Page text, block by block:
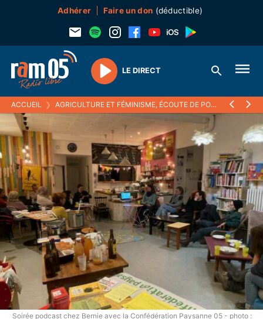
Adhérer Faire un don (déductible)
Play
LE DIRECT
ACCUEIL ❯ AGRICULTURE ET FÉMINISME, ÉCOUTE DE PODCAST CHEZ BERNIE
Soirée podcast chez Bernie avec la Confédération Paysanne 05 - photo :